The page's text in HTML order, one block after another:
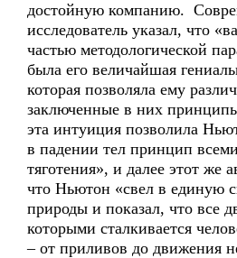
достойную компанию.
исследователь указал, что
частью методологической
была его величайшая
которая позволяла ему
заключенные в них
эта интуиция позволила
в падении тел принцип
тяготения», и далее этот же
что Ньютон «свел в единую
природы и показал, что все
которыми сталкивается
– от приливов до движения